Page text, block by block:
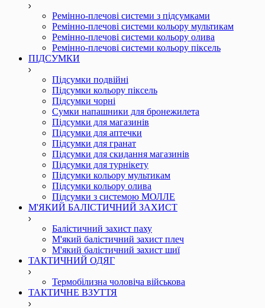
Ремінно-плечові системи з підсумками
Ремінно-плечові системи кольору мультикам
Ремінно-плечові системи кольору олива
Ремінно-плечові системи кольору піксель
ПІДСУМКИ
Підсумки подвійні
Підсумки кольору піксель
Підсумки чорні
Сумки напашники для бронежилета
Підсумки для магазинів
Підсумки для аптечки
Підсумки для гранат
Підсумки для скидання магазинів
Підсумки для турнікету
Підсумки кольору мультикам
Підсумки кольору олива
Підсумки з системою МОЛЛЕ
М'ЯКИЙ БАЛІСТИЧНИЙ ЗАХИСТ
Балістичний захист паху
М'який балістичний захист плеч
М'який балістичний захист шиї
ТАКТИЧНИЙ ОДЯГ
Термобілизна чоловіча військова
ТАКТИЧНЕ ВЗУТТЯ